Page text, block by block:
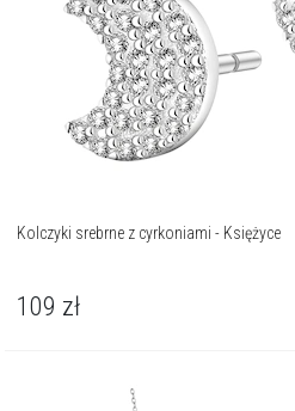
Kolczyki srebrne z cyrkoniami - Księżyce
109 zł